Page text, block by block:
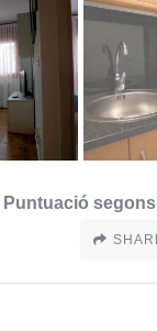
Puntuació